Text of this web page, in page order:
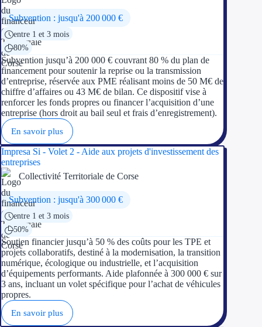
Nos tarifs
Recherche autonome
Accompagnement
Nos partenaires
Contactez-nous
Subvention : jusqu'à 200 000 €
entre 1 et 3 mois
80%
Subvention jusqu’à 200 000 € couvrant 80 % du plan de
financement pour soutenir la reprise ou la transmission
d’entreprise, réservée aux PME réalisant moins de 50 M€ de
chiffre d’affaires ou 43 M€ de bilan. Ce dispositif vise à
renforcer les fonds propres ou financer l’acquisition d’une
entreprise (hors droit au bail seul et frais d’enregistrement).
En savoir plus
Impresa Si - Volet 2 - Aide aux projets d'investissement des
entreprises
Collectivité Territoriale de Corse
Subvention : jusqu'à 300 000 €
entre 1 et 3 mois
50%
Soutien financier jusqu’à 50 % des coûts pour les TPE et
projets collaboratifs, destiné à la modernisation, la transition
numérique, écologique ou industrielle, et l’acquisition
d’équipements performants. Aide plafonnée à 300 000 € sur
3 ans, incluant un volet spécifique pour l’achat de véhicules
propres.
En savoir plus